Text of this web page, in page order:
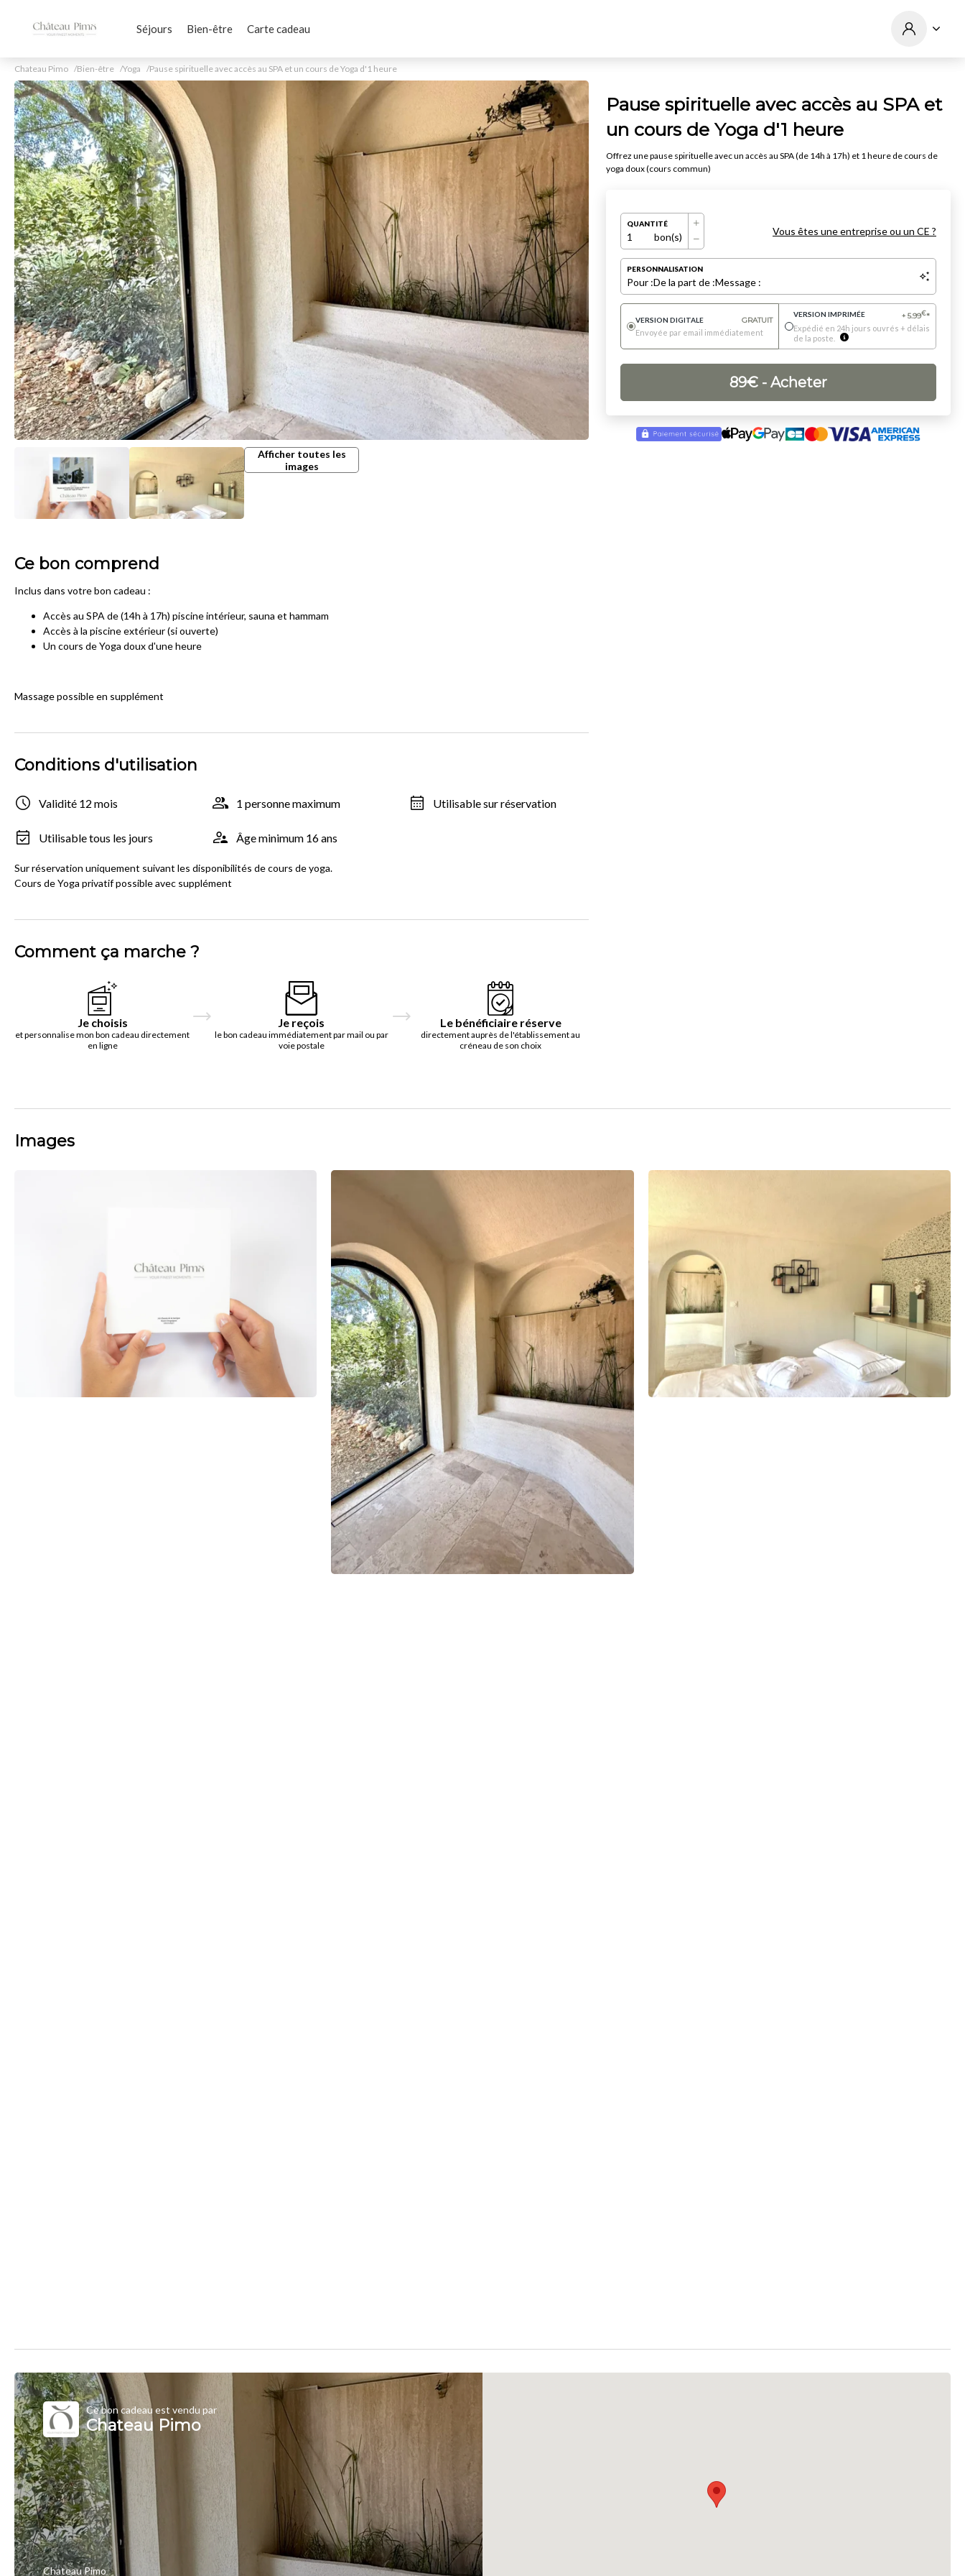
Séjours Bien-être Carte cadeau
Chateau Pimo Bien-être Yoga Pause spirituelle avec accès au SPA et un cours de Yoga d'1 heure
Afficher toutes les
images
Pause spirituelle avec accès au SPA et
un cours de Yoga d'1 heure
Offrez une pause spirituelle avec un accès au SPA (de 14h à 17h) et 1 heure de cours de
yoga doux (cours commun)
QUANTITÉ
1 bon(s) Vous êtes une entreprise ou un CE ?
PERSONNALISATION
Pour :De la part de :Message :
VERSION DIGITALE
GRATUIT
Envoyée par email immédiatement
VERSION IMPRIMÉE + 5.99€*
Expédié en 24h jours ouvrés + délais
de la poste.
89€ - Acheter
Ce bon comprend
Inclus dans votre bon cadeau :
Accès au SPA de (14h à 17h) piscine intérieur, sauna et hammam
Accès à la piscine extérieur (si ouverte)
Un cours de Yoga doux d'une heure
Massage possible en supplément
Conditions d'utilisation
Validité 12 mois 1 personne maximum Utilisable sur réservation
Utilisable tous les jours Âge minimum 16 ans
Sur réservation uniquement suivant les disponibilités de cours de yoga.
Cours de Yoga privatif possible avec supplément
Comment ça marche ?
Je choisis
et personnalise mon bon cadeau directement
en ligne
Je reçois
le bon cadeau immédiatement par mail ou par
voie postale
Le bénéficiaire réserve
directement auprès de l'établissement au
créneau de son choix
Images
Ce bon cadeau est vendu par
Chateau Pimo
Chateau Pimo